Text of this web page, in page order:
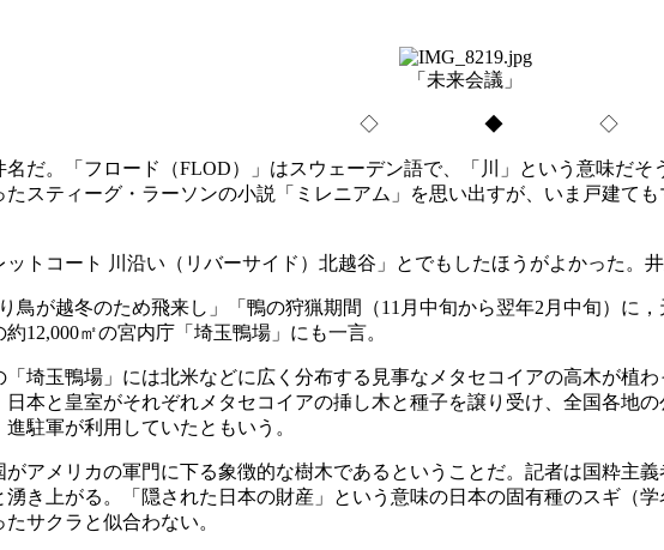
「未来会議」
◇ ◆ ◇
だ。「フロード（FLOD）」はスウェーデン語で、「川」という意味だそ
スティーグ・ラーソンの小説「ミレニアム」を思い出すが、いま戸建て
トコート 川沿い（リバーサイド）北越谷」とでもしたほうがよかった。
が越冬のため飛来し」「鴨の狩猟期間（11月中旬から翌年2月中旬）に
12,000㎡の宮内庁「埼玉鴨場」にも一言。
埼玉鴨場」には北米などに広く分布する見事なメタセコイアの高木が植
本と皇室がそれぞれメタセコイアの挿し木と種子を譲り受け、全国各地
駐軍が利用していたともいう。
アメリカの軍門に下る象徴的な樹木であるということだ。記者は国粋主
き上がる。「隠された日本の財産」という意味の日本の固有種のスギ（
サクラと似合わない。